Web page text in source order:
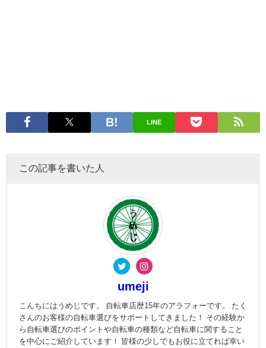
LINE
この記事を書いた人
umeji
こんちにはうめじです。 自転車店歴15年のアラフォーです。 たく
さんのお客様の自転車選びをサポートしてきました！ その経験か
ら自転車選びのポイントや自転車の種類など自転車に関すること
を中心にご紹介しています！ 皆様の少しでもお役に立てれば幸い